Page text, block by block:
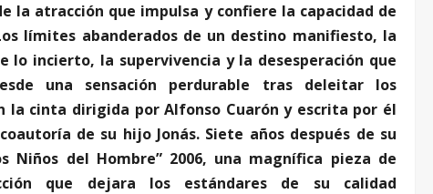
la atracción que impulsa y confiere la capacidad de
límites abanderados de un destino manifiesto, la
lo incierto, la supervivencia y la desesperación que
una sensación perdurable tras deleitar los
la cinta dirigida por Alfonso Cuarón y escrita por él
de su hijo Jonás. Siete años después de su
Niños del Hombre” 2006, una magnífica pieza de
que dejara los estándares de su calidad